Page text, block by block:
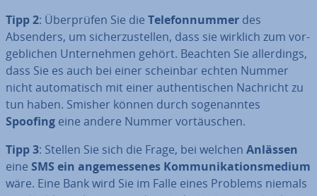
Tipp 2: Über­prü­fen Sie die Te­le­fon­num­mer des
Absenders, um si­cher­zu­stel­len, dass sie wirklich zum vor­
geb­li­chen Un­ter­neh­men gehört. Beachten Sie al­ler­dings,
dass Sie es auch bei einer scheinbar echten Nummer
nicht au­to­ma­tisch mit einer au­then­ti­schen Nachricht zu
tun haben. Smisher können durch so­ge­nann­tes
Spoofing eine andere Nummer vor­täu­schen.
Tipp 3: Stellen Sie sich die Frage, bei welchen Anlässen
eine SMS ein an­ge­mes­se­nes Kom­mu­ni­ka­ti­ons­me­di­um
wäre. Eine Bank wird Sie im Falle eines Problems niemals